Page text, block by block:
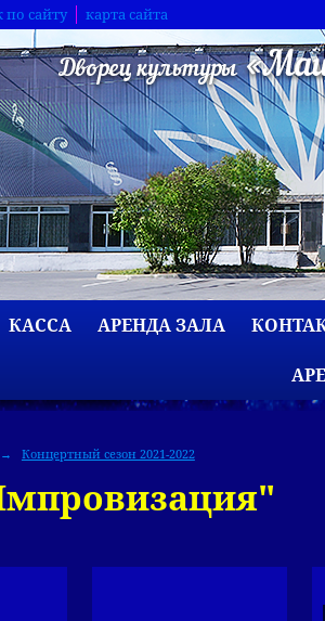
по сайту карта сайта
КАССА АРЕНДА ЗАЛА
→ Концертный сезон 2021-2022